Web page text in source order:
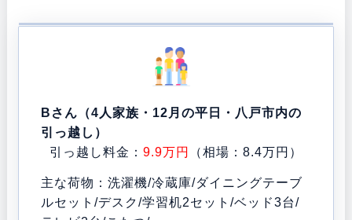
Bさん（4人家族・12月の平日・八戸市内の
引っ越し）
引っ越し料金： 9.9万円 （相場：8.4万円）
主な荷物：洗濯機/冷蔵庫/ダイニングテーブ
ルセット/デスク/学習机2セット/ベッド3台/